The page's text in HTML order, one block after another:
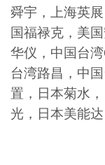
舜宇，上海英
国福禄克，美
华仪，中国台
台湾路昌，中
置，日本菊水
光，日本美能